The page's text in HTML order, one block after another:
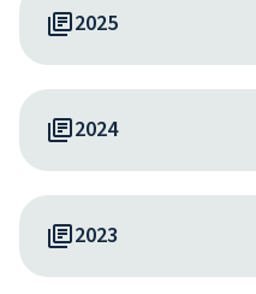
2025
2024
2023